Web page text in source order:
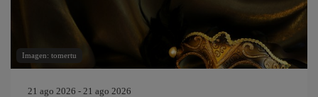
Imagen: tomertu
21 ago 2026 - 21 ago 2026